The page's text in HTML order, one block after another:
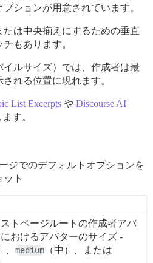
ションが用意されています。
たは中央揃えにするための垂直
もあります。
ルサイズ）では、作成者は最
れる位置に現れます。
List Excerpts や Discourse AI
す。
ジでのデフォルトオプションを
ト
ストページルートの作成者アバ
おけるアバターのサイズ -
、 medium （中）、または